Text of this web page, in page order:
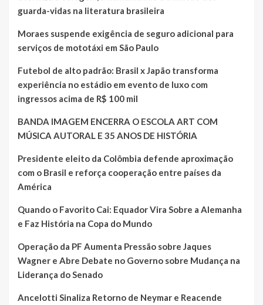
guarda-vidas na literatura brasileira
Moraes suspende exigência de seguro adicional para
serviços de mototáxi em São Paulo
Futebol de alto padrão: Brasil x Japão transforma
experiência no estádio em evento de luxo com
ingressos acima de R$ 100 mil
BANDA IMAGEM ENCERRA O ESCOLA ART COM
MÚSICA AUTORAL E 35 ANOS DE HISTÓRIA
Presidente eleito da Colômbia defende aproximação
com o Brasil e reforça cooperação entre países da
América
Quando o Favorito Cai: Equador Vira Sobre a Alemanha
e Faz História na Copa do Mundo
Operação da PF Aumenta Pressão sobre Jaques
Wagner e Abre Debate no Governo sobre Mudança na
Liderança do Senado
Ancelotti Sinaliza Retorno de Neymar e Reacende